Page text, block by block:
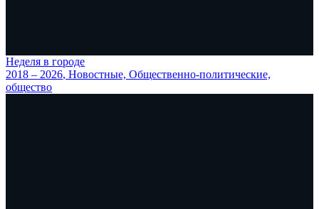
Неделя в городе
2018 – 2026, Новостные, Общественно-политические,
общество